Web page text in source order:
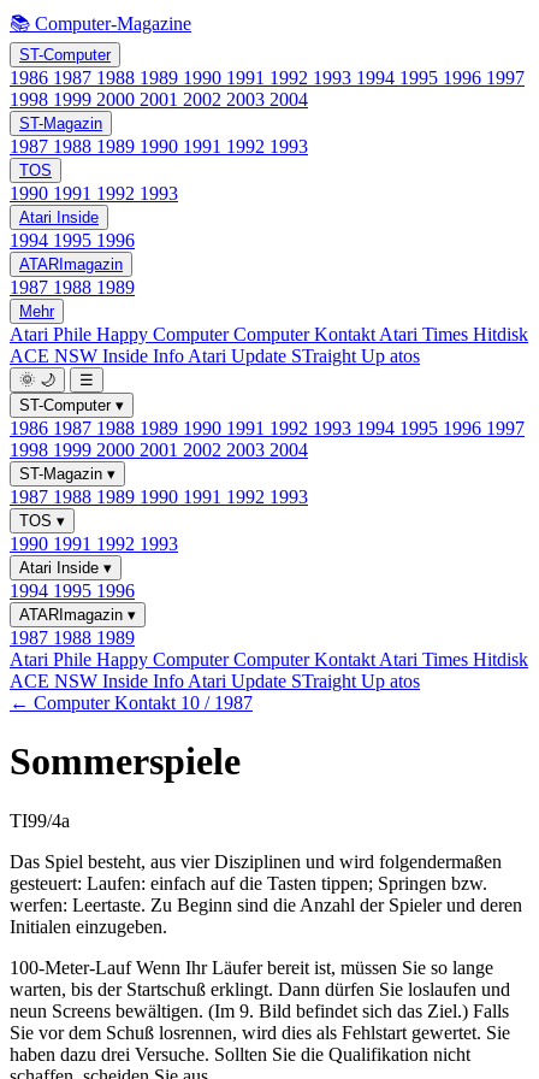
📚 Computer-Magazine
ST-Computer
1986 1987 1988 1989 1990 1991 1992 1993 1994 1995 1996 1997
1998 1999 2000 2001 2002 2003 2004
ST-Magazin
1987 1988 1989 1990 1991 1992 1993
TOS
1990 1991 1992 1993
Atari Inside
1994 1995 1996
ATARImagazin
1987 1988 1989
Mehr
Atari Phile Happy ComputerComputer Kontakt Atari Times Hitdisk
ACE NSW Inside Info Atari Update STraight Up atos
🌞 🌙
☰
ST-Computer ▾
1986 1987 1988 1989 1990 1991 1992 1993 1994 1995 1996 1997
1998 1999 2000 2001 2002 2003 2004
ST-Magazin ▾
1987 1988 1989 1990 1991 1992 1993
TOS ▾
1990 1991 1992 1993
Atari Inside ▾
1994 1995 1996
ATARImagazin ▾
1987 1988 1989
Atari Phile Happy ComputerComputer Kontakt Atari Times Hitdisk
ACE NSW Inside Info Atari Update STraight Up atos
← Computer Kontakt 10 / 1987
Sommerspiele
TI99/4a
Das Spiel besteht, aus vier Disziplinen und wird folgendermaßen
gesteuert: Laufen: einfach auf die Tasten tippen; Springen bzw.
werfen: Leertaste. Zu Beginn sind die Anzahl der Spieler und deren
Initialen einzugeben.
100-Meter-Lauf Wenn Ihr Läufer bereit ist, müssen Sie so lange
warten, bis der Startschuß erklingt. Dann dürfen Sie loslaufen und
neun Screens bewältigen. (Im 9. Bild befindet sich das Ziel.) Falls
Sie vor dem Schuß losrennen, wird dies als Fehlstart gewertet. Sie
haben dazu drei Versuche. Sollten Sie die Qualifikation nicht